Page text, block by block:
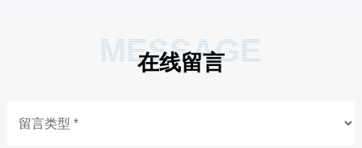
MESSAGE
在线留言